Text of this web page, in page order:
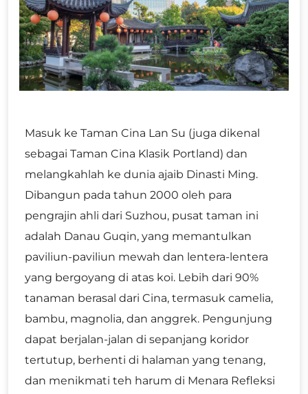
Masuk ke Taman Cina Lan Su (juga dikenal
sebagai Taman Cina Klasik Portland) dan
melangkahlah ke dunia ajaib Dinasti Ming.
Dibangun pada tahun 2000 oleh para
pengrajin ahli dari Suzhou, pusat taman ini
adalah Danau Guqin, yang memantulkan
paviliun-paviliun mewah dan lentera-lentera
yang bergoyang di atas koi. Lebih dari 90%
tanaman berasal dari Cina, termasuk camelia,
bambu, magnolia, dan anggrek. Pengunjung
dapat berjalan-jalan di sepanjang koridor
tertutup, berhenti di halaman yang tenang,
dan menikmati teh harum di Menara Refleksi